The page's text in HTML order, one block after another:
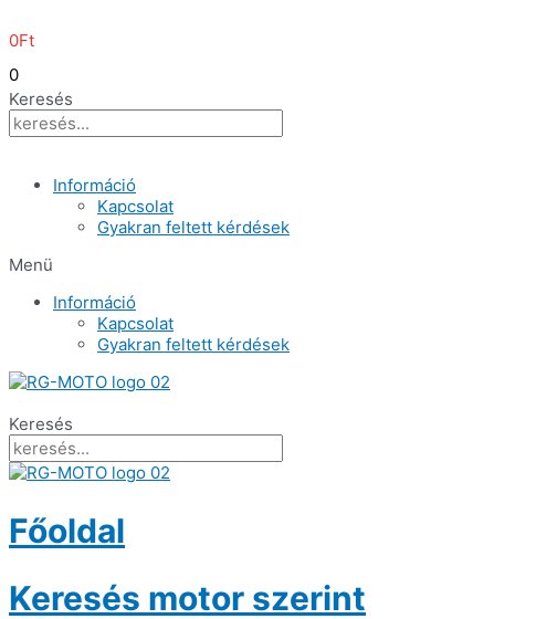
to
0Ft
0
Keresés
Információ
Kapcsolat
Gyakran feltett kérdések
Menü
Információ
Kapcsolat
Gyakran feltett kérdések
Keresés
Főoldal
Keresés motor szerint